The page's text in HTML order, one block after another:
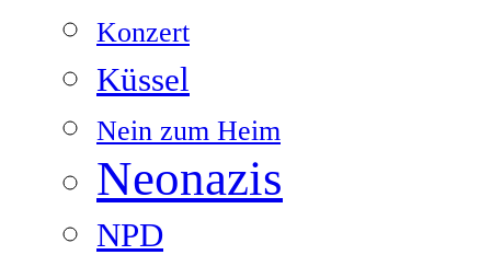
Konzert
Küssel
Nein zum Heim
Neonazis
NPD